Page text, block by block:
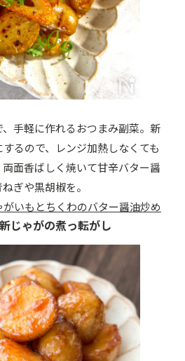
手軽に作れるおつまみ副菜。新
るので、レンジ加熱しなくても
面香ばしく焼いて甘辛バター醤
ぎや黒胡椒を。
いもとちくわのバター醤油炒め
じゃがの煮っ転がし